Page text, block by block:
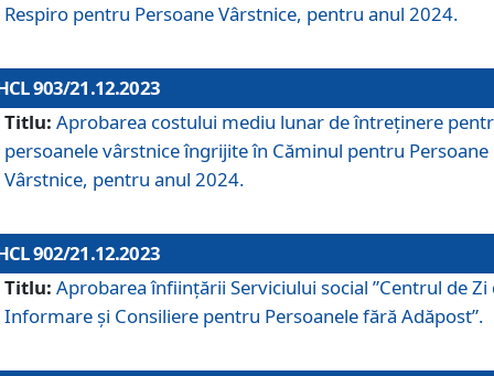
Respiro pentru Persoane Vârstnice, pentru anul 2024.
903/21.12.2023
Titlu: Aprobarea costului mediu lunar de întreţinere
persoanele vârstnice îngrijite în Căminul pentru Persoane
Vârstnice, pentru anul 2024.
902/21.12.2023
Titlu: Aprobarea înființării Serviciului social ”Centrul de Zi
Informare și Consiliere pentru Persoanele fără Adăpost”.